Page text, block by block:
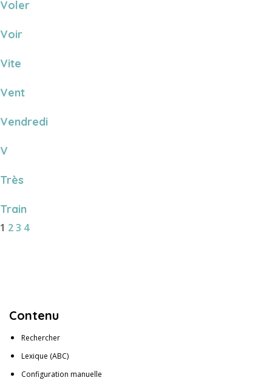
Voler
Voir
Vite
Vent
Vendredi
V
Très
Train
1 23 4
Contenu
Rechercher
Lexique (ABC)
Configuration manuelle